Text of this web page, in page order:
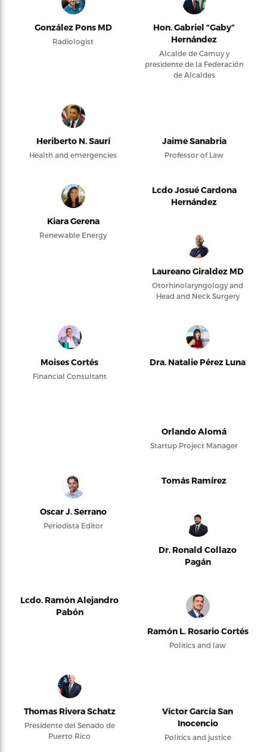
González Pons MD
Radiologist
Hon. Gabriel “Gaby”
Hernández
Alcalde de Camuy y
presidente de la Federación
de Alcaldes
Heriberto N. Saurí
Health and emergencies
Jaime Sanabria
Professor of Law
Kiara Gerena
Renewable Energy
Lcdo Josué Cardona
Hernández
Laureano Giraldez MD
Otorhinolaryngology and
Head and Neck Surgery
Moises Cortés
Financial Consultant
Dra. Natalie Pérez Luna
Orlando Alomá
Startup Project Manager
Oscar J. Serrano
Periodista Editor
Tomás Ramírez
Dr. Ronald Collazo
Pagán
Lcdo. Ramón Alejandro
Pabón
Ramón L. Rosario Cortés
Politics and law
Thomas Rivera Schatz
Presidente del Senado de
Puerto Rico
Víctor García San
Inocencio
Politics and justice